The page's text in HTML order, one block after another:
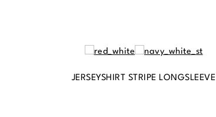
JERSEYSHIRT STRIPE LONGSLEEVE